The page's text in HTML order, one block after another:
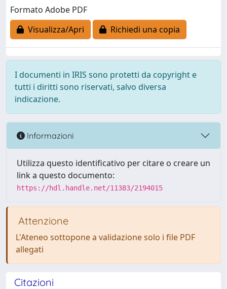
Formato Adobe PDF
Visualizza/Apri
Richiedi una copia
I documenti in IRIS sono protetti da copyright e
tutti i diritti sono riservati, salvo diversa
indicazione.
Informazioni
Utilizza questo identificativo per citare o creare un
link a questo documento:
https://hdl.handle.net/11383/2194015
Attenzione
L'Ateneo sottopone a validazione solo i file PDF
allegati
Citazioni